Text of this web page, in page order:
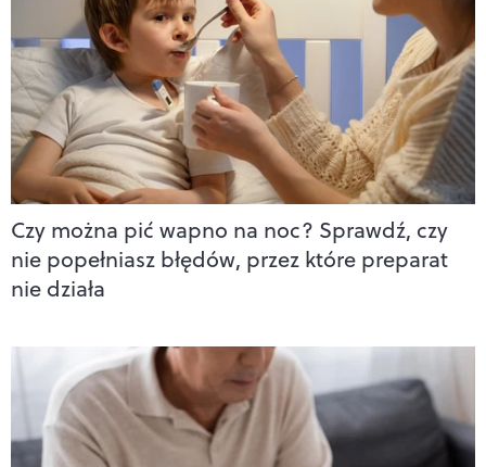
Czy można pić wapno na noc? Sprawdź, czy
nie popełniasz błędów, przez które preparat
nie działa